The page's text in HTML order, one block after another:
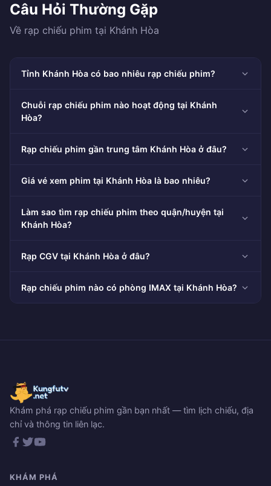
Câu Hỏi Thường Gặp
Về rạp chiếu phim tại Khánh Hòa
Tỉnh Khánh Hòa có bao nhiêu rạp chiếu phim?
Chuỗi rạp chiếu phim nào hoạt động tại Khánh
Hòa?
Rạp chiếu phim gần trung tâm Khánh Hòa ở đâu?
Giá vé xem phim tại Khánh Hòa là bao nhiêu?
Làm sao tìm rạp chiếu phim theo quận/huyện tại
Khánh Hòa?
Rạp CGV tại Khánh Hòa ở đâu?
Rạp chiếu phim nào có phòng IMAX tại Khánh Hòa?
Khám phá rạp chiếu phim gần bạn nhất — tìm lịch chiếu, địa
chỉ và thông tin liên lạc.
KHÁM PHÁ